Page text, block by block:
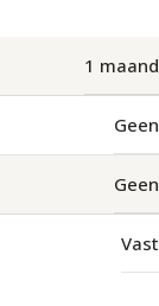
1 maand
Geen
Geen
Vast